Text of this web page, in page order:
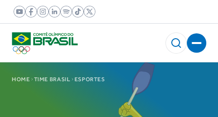
HOME TIME BRASIL ESPORTES